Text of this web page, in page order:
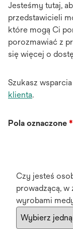
Jesteśmy tutaj,
przedstawicieli
które mogą Ci
porozmawiać z
się więcej o
Szukasz
klienta.
Pola oznaczone *
Czy jesteś
prowadzącą,
wyrobami